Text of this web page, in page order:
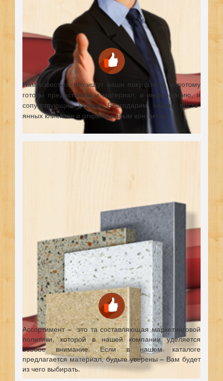
Нам известно, что ищут наши покупатели, а потому
готовы предоставить и материал, и информацию, и
сопутствующие услуги. Благодарим наших посто-
янных клиентов и открыты новым контактам.
Ассортимент – это та составляющая маркетинговой
политики, которой в нашей компании уделяется
особое внимание. Если в нашем каталоге
предлагается материал, будьте уверены – Вам будет
из чего выбирать.